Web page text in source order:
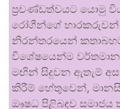
ප්‍රචණ්ඩත්වයට යොමු
රෝගීන්ගේ භාරකරුවන්
නිරන්තරයෙන්
විශේෂයෙන්ම
මඟින් සිදුවන ඇතැම්
කිරීම් හේතුවෙන්,
ඖෂධ පිළිබඳව